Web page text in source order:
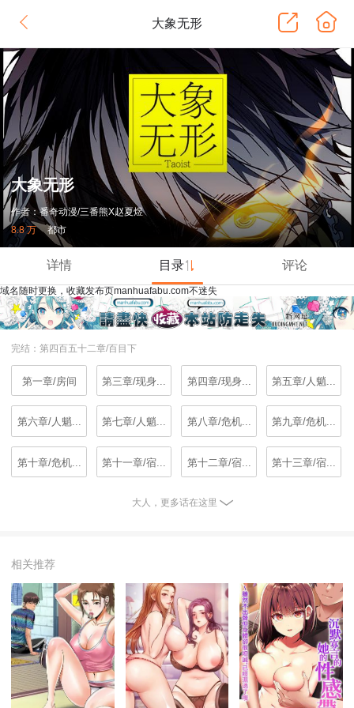
大象无形
大象无形
作者：番奇动漫/三番熊X赵夏煜
8.8 万
都市
详情 目录 评论
域名随时更换，收藏发布页manhuafabu.com不迷失
完结：第四百五十二章/百目下
第一章/房间 第三章/现身... 第四章/现身... 第五章/人魈...
第六章/人魈... 第七章/人魈... 第八章/危机... 第九章/危机...
第十章/危机... 第十一章/宿... 第十二章/宿... 第十三章/宿...
大人，更多话在这里
相关推荐